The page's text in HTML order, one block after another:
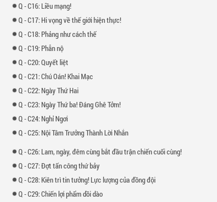
- 16: Liều mạng!
- 17: Hi vọng về thế giới hiện thực!
- 18: Phảng như cách thế
- 19: Phẫn nộ
- 20: Quyết liệt
- 21: Chú Oán! Khai Mạc
- 22: Ngày Thứ Hai
- 23: Ngày Thứ ba! Đáng Ghê Tởm!
- 24: Nghỉ Ngơi
- 25: Nội Tâm Trưởng Thành Lời Nhắn
- 26: Lam, ngày, đêm cùng bắt đầu trận chiến cuối cùng!
- 27: Đợt tấn công thứ bảy
- 28: Kiên trì tin tưởng! Lực lượng của đồng đội
- 29: Chiến lợi phẩm dồi dào